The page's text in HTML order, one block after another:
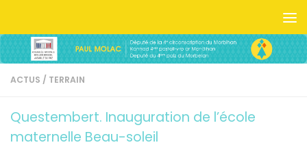
ACTUS / TERRAIN
Questembert. Inauguration de l’école
maternelle Beau-soleil